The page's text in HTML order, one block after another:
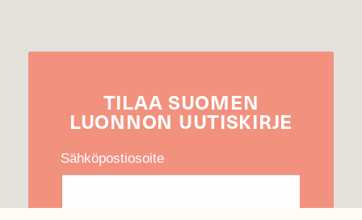
TILAA SUOMEN
LUONNON UUTIS­KIRJE
Sähköpostiosoite